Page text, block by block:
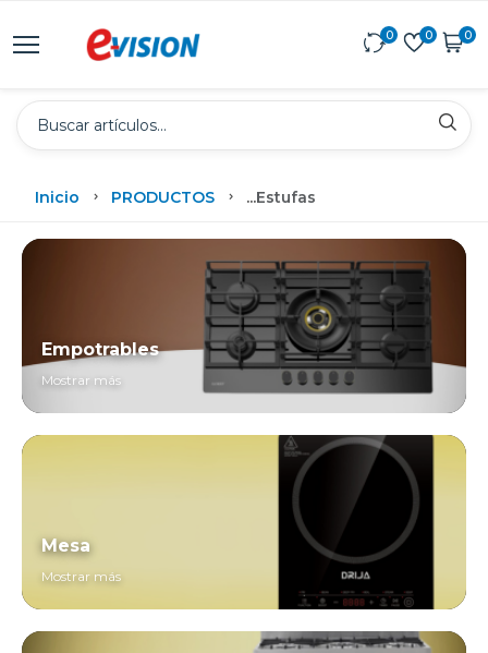
0 0 0
Inicio PRODUCTOS ...Estufas
Empotrables
Mostrar más
Mesa
Mostrar más